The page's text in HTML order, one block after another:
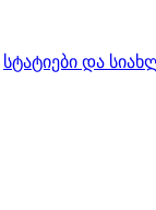
სტატიები და